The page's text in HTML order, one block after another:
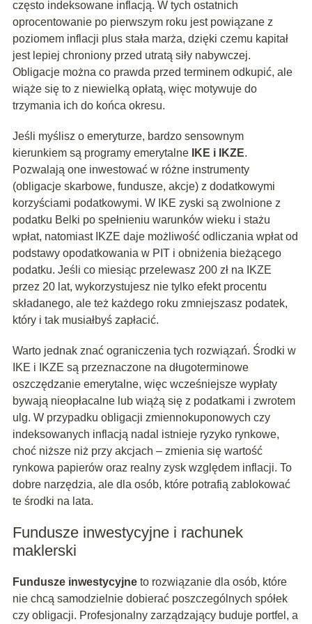
często indeksowane inflacją. W tych ostatnich
oprocentowanie po pierwszym roku jest powiązane z
poziomem inflacji plus stała marża, dzięki czemu kapitał
jest lepiej chroniony przed utratą siły nabywczej.
Obligacje można co prawda przed terminem odkupić, ale
wiąże się to z niewielką opłatą, więc motywuje do
trzymania ich do końca okresu.
Jeśli myślisz o emeryturze, bardzo sensownym
kierunkiem są programy emerytalne
IKE i IKZE.
Pozwalają one inwestować w różne instrumenty
(obligacje skarbowe, fundusze, akcje) z dodatkowymi
korzyściami podatkowymi. W IKE zyski są zwolnione z
podatku Belki po spełnieniu warunków wieku i stażu
wpłat, natomiast IKZE daje możliwość odliczania wpłat od
podstawy opodatkowania w PIT i obniżenia bieżącego
podatku. Jeśli co miesiąc przelewasz 200 zł na IKZE
przez 20 lat, wykorzystujesz nie tylko efekt procentu
składanego, ale też każdego roku zmniejszasz podatek,
który i tak musiałbyś zapłacić.
Warto jednak znać ograniczenia tych rozwiązań. Środki w
IKE i IKZE są przeznaczone na długoterminowe
oszczędzanie emerytalne, więc wcześniejsze wypłaty
bywają nieopłacalne lub wiążą się z podatkami i zwrotem
ulg. W przypadku obligacji zmiennokuponowych czy
indeksowanych inflacją nadal istnieje ryzyko rynkowe,
choć niższe niż przy akcjach – zmienia się wartość
rynkowa papierów oraz realny zysk względem inflacji. To
dobre narzędzia, ale dla osób, które potrafią zablokować
te środki na lata.
Fundusze inwestycyjne i rachunek
maklerski
Fundusze inwestycyjneto rozwiązanie dla osób, które
nie chcą samodzielnie dobierać poszczególnych spółek
czy obligacji. Profesjonalny zarządzający buduje portfel, a